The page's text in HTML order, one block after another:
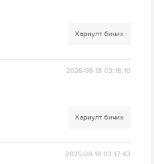
Хариулт бичих
2025-08-18 03:18:10
Хариулт бичих
2025-08-18 03:17:43